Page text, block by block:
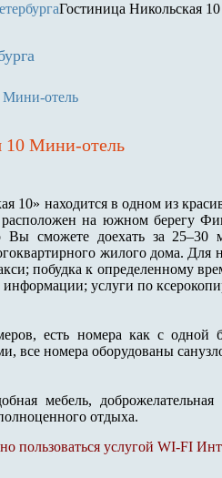
Гостиница Никольская
10 Мини-отель
10» находится в одном из
на южном берегу
сможете доехать за 25–30
жилого дома. Для
побудка к определенному
информации; услуги по
есть номера как с одной
все номера оборудованы
мебель,
отдыха.
пользоваться услугой WI-FI